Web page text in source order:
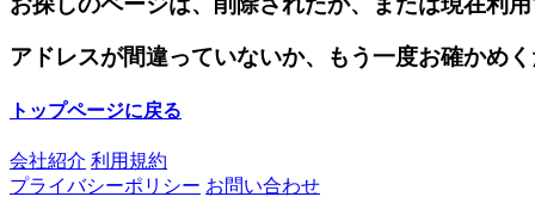
アドレスが間違っていないか、もう一度お確かめ
トップページに戻る
会社紹介 利用規約
プライバシーポリシー お問い合わせ